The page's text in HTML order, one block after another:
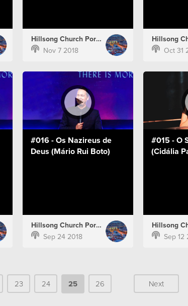
Hillsong Church Portugal
Nov 7 2018
Oct 31
#016 - Os Nazireus de
Deus (Mário Rui Boto)
Hillsong Church Portugal
Sep 24 2018
#015 - O
(Cidália
Sep 12
23 24 25 26 Next